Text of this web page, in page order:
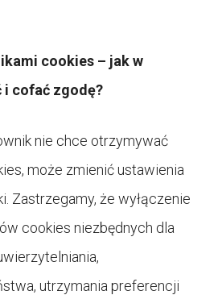
cookies – jak w
i cofać zgodę?
nie chce otrzymywać
może zmienić ustawienia
Zastrzegamy, że wyłączenie
cookies niezbędnych dla
utrzymania preferencji